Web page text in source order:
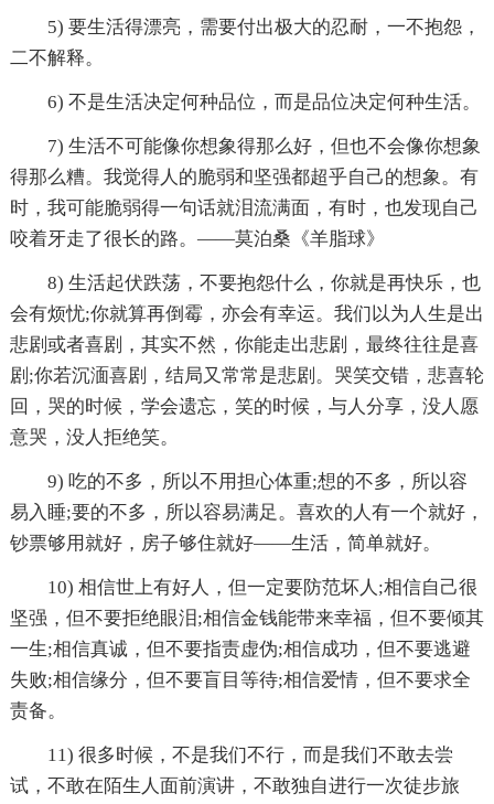
5) 要生活得漂亮，需要付出极大的忍耐，一不抱怨，
二不解释。
6) 不是生活决定何种品位，而是品位决定何种生活。
7) 生活不可能像你想象得那么好，但也不会像你想象
得那么糟。我觉得人的脆弱和坚强都超乎自己的想象。有
时，我可能脆弱得一句话就泪流满面，有时，也发现自己
咬着牙走了很长的路。——莫泊桑《羊脂球》
8) 生活起伏跌荡，不要抱怨什么，你就是再快乐，也
会有烦忧;你就算再倒霉，亦会有幸运。我们以为人生是出
悲剧或者喜剧，其实不然，你能走出悲剧，最终往往是喜
剧;你若沉湎喜剧，结局又常常是悲剧。哭笑交错，悲喜轮
回，哭的时候，学会遗忘，笑的时候，与人分享，没人愿
意哭，没人拒绝笑。
9) 吃的不多，所以不用担心体重;想的不多，所以容
易入睡;要的不多，所以容易满足。喜欢的人有一个就好，
钞票够用就好，房子够住就好——生活，简单就好。
10) 相信世上有好人，但一定要防范坏人;相信自己很
坚强，但不要拒绝眼泪;相信金钱能带来幸福，但不要倾其
一生;相信真诚，但不要指责虚伪;相信成功，但不要逃避
失败;相信缘分，但不要盲目等待;相信爱情，但不要求全
责备。
11) 很多时候，不是我们不行，而是我们不敢去尝
试，不敢在陌生人面前演讲，不敢独自进行一次徒步旅